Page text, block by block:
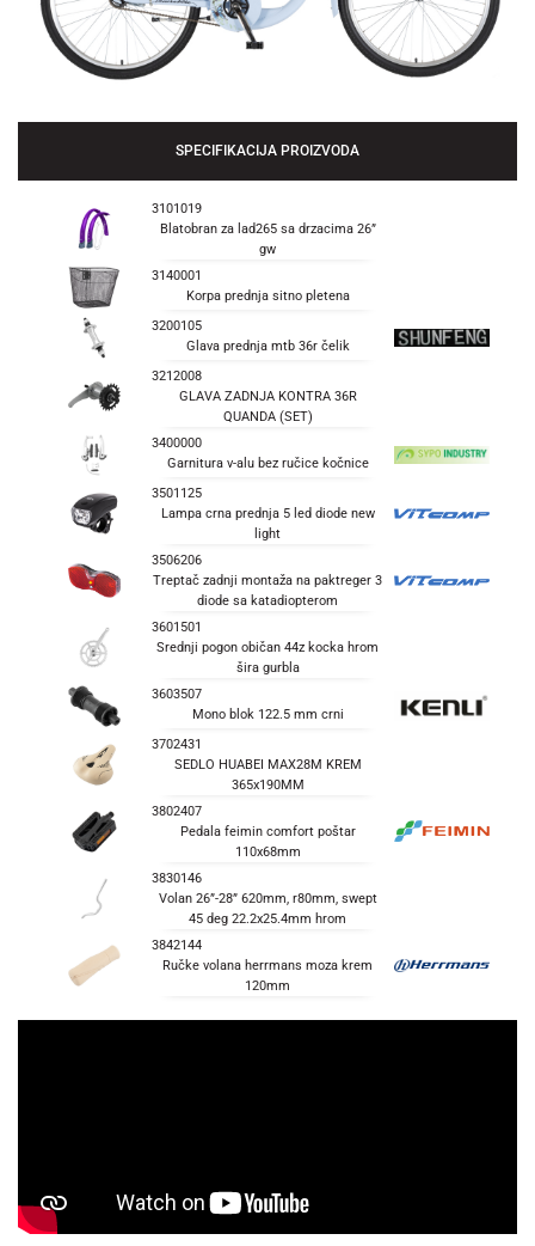
SPECIFIKACIJA PROIZVODA
3101019
Blatobran za lad265 sa drzacima 26”
gw
3140001
Korpa prednja sitno pletena
3200105
Glava prednja mtb 36r čelik
3212008
GLAVA ZADNJA KONTRA 36R
QUANDA (SET)
3400000
Garnitura v-alu bez ručice kočnice
3501125
Lampa crna prednja 5 led diode new
light
3506206
Treptač zadnji montaža na paktreger 3
diode sa katadiopterom
3601501
Srednji pogon običan 44z kocka hrom
šira gurbla
3603507
Mono blok 122.5 mm crni
3702431
SEDLO HUABEI MAX28M KREM
365x190MM
3802407
Pedala feimin comfort poštar
110x68mm
3830146
Volan 26”-28” 620mm, r80mm, swept
45 deg 22.2x25.4mm hrom
3842144
Ručke volana herrmans moza krem
120mm